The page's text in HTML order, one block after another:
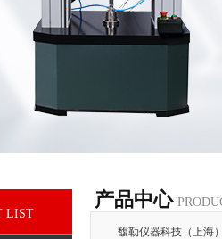
LIST
产品中心
馥勒仪器科技（上海